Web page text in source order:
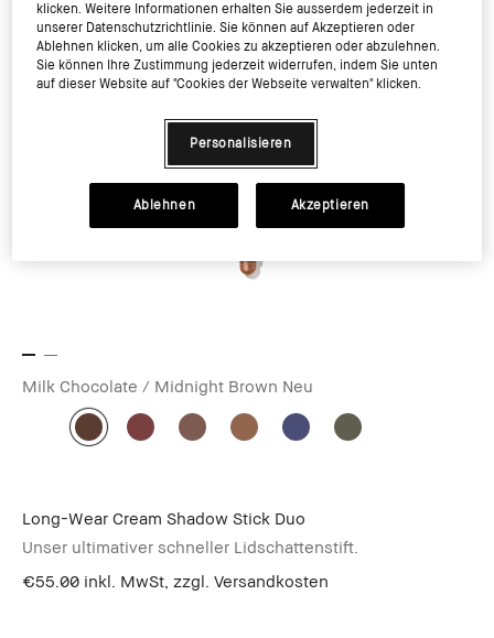
Milk Chocolate / Midnight Brown Neu
Long-Wear Cream Shadow Stick Duo
Unser ultimativer schneller Lidschattenstift.
€55.00 inkl. MwSt, zzgl. Versandkosten
klicken. Weitere Informationen erhalten Sie ausserdem jederzeit in
unserer Datenschutzrichtlinie. Sie können auf Akzeptieren oder
Ablehnen klicken, um alle Cookies zu akzeptieren oder abzulehnen.
Sie können Ihre Zustimmung jederzeit widerrufen, indem Sie unten
auf dieser Website auf "Cookies der Webseite verwalten" klicken.
Personalisieren
Ablehnen Akzeptieren